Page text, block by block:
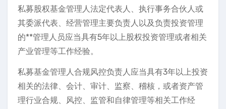
私募股权基金管理人法定代表人、执行事务合伙人或
其委派代表、经营管理主要负责人以及负责投资管理
的**管理人员应当具有5年以上股权投资管理或者相关
产业管理等工作经验。
私募基金管理人合规风控负责人应当具有3年以上投资
相关的法律、会计、审计、监察、稽核，或者资产管
理行业合规、风控、监管和自律管理等相关工作经